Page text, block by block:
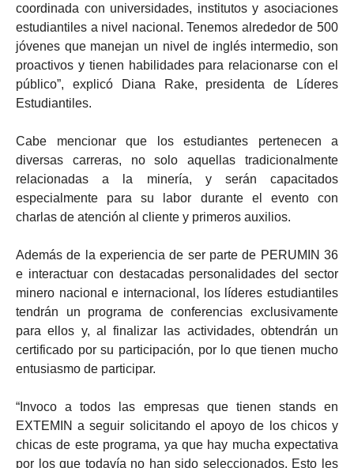
coordinada con universidades, institutos y asociaciones
estudiantiles a nivel nacional. Tenemos alrededor de 500
jóvenes que manejan un nivel de inglés intermedio, son
proactivos y tienen habilidades para relacionarse con el
público”, explicó Diana Rake, presidenta de Líderes
Estudiantiles.
Cabe mencionar que los estudiantes pertenecen a
diversas carreras, no solo aquellas tradicionalmente
relacionadas a la minería, y serán capacitados
especialmente para su labor durante el evento con
charlas de atención al cliente y primeros auxilios.
Además de la experiencia de ser parte de PERUMIN 36
e interactuar con destacadas personalidades del sector
minero nacional e internacional, los líderes estudiantiles
tendrán un programa de conferencias exclusivamente
para ellos y, al finalizar las actividades, obtendrán un
certificado por su participación, por lo que tienen mucho
entusiasmo de participar.
“Invoco a todos las empresas que tienen stands en
EXTEMIN a seguir solicitando el apoyo de los chicos y
chicas de este programa, ya que hay mucha expectativa
por los que todavía no han sido seleccionados. Esto les